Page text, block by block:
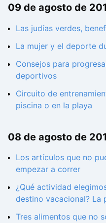
09 de agosto de
Las judías verdes,
La mujer y el deporte
Consejos para
deportivos
Circuito de
piscina o en la playa
08 de agosto de
Los artículos que no
empezar a correr
¿Qué actividad
destino vacacional? La
Tres alimentos que no